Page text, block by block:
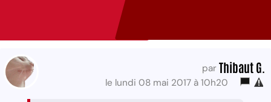
par Thibaut G.
le lundi 08 mai 2017 à 10h20